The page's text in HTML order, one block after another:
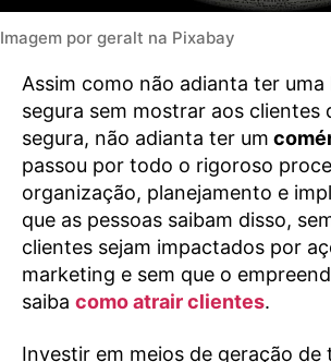
Imagem por geralt na Pixabay
Assim como não adianta ter uma
segura sem mostrar aos clientes
segura, não adianta ter um
passou por todo o rigoroso
organização, planejamento e
que as pessoas saibam disso,
clientes sejam impactados por
marketing e sem que o
saiba como atrair clientes.
Investir em meios de geração de